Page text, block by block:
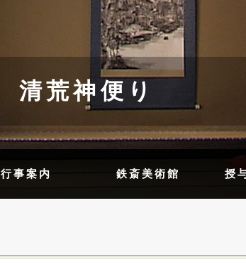
行事案内 鉄斎美術館 授
清荒神便り